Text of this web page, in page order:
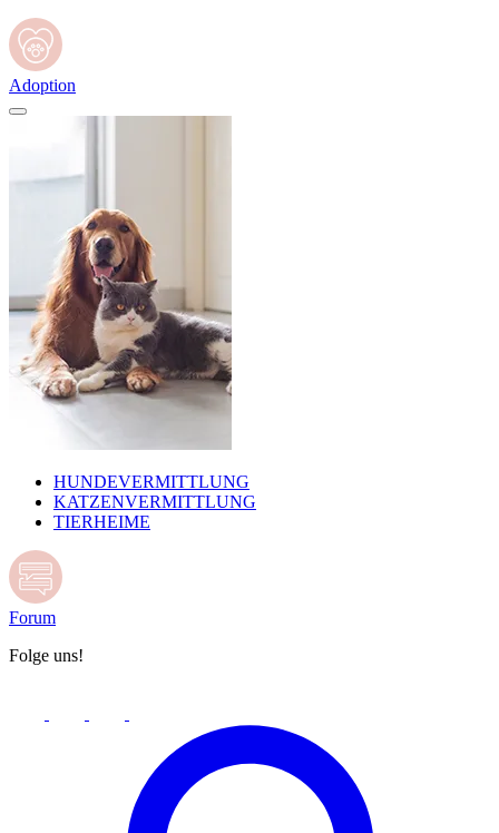
Adoption
HUNDEVERMITTLUNG
KATZENVERMITTLUNG
TIERHEIME
Forum
Folge uns!